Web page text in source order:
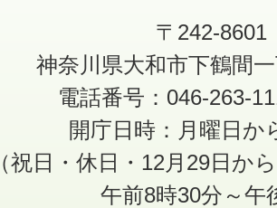
〒242-8601
神奈川県大和市下鶴間
電話番号：046-263-
開庁日時：月曜日か
（祝日・休日・12月29日か
午前8時30分～午